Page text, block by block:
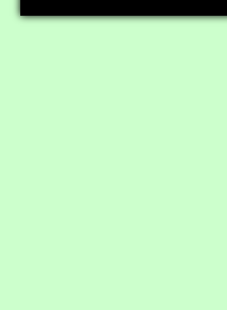
▹2015.01.30